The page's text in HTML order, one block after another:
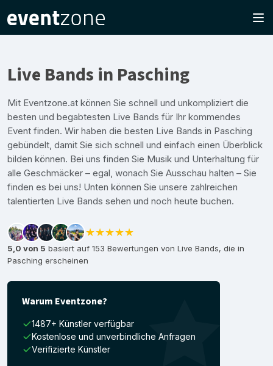
Live Bands in Pasching
Mit Eventzone.at können Sie schnell und unkompliziert die
besten und begabtesten Live Bands für Ihr kommendes
Event finden. Wir haben die besten Live Bands in Pasching
gebündelt, damit Sie sich schnell und einfach einen Überblick
bilden können. Bei uns finden Sie Musik und Unterhaltung für
alle Geschmäcker – egal, wonach Sie Ausschau halten – Sie
finden es bei uns! Unten können Sie unsere zahlreichen
talentierten Live Bands sehen und noch heute buchen.
★★★★★
5,0 von 5 basiert auf 153 Bewertungen von Live Bands, die in
Pasching erscheinen
Warum Eventzone?
1487+ Künstler verfügbar
Kostenlose und unverbindliche Anfragen
Verifizierte Künstler